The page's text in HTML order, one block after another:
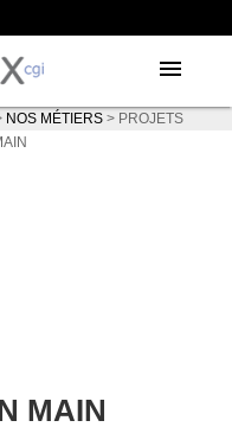
menu
NOS MÉTIERS > PROJETS
MAIN